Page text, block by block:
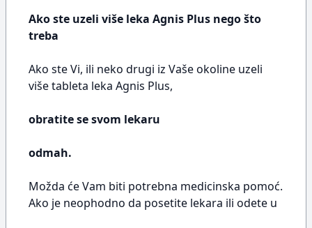
Ako ste uzeli više leka Agnis Plus nego što
treba
Ako ste Vi, ili neko drugi iz Vaše okoline uzeli
više tableta leka Agnis Plus,
obratite se svom lekaru
odmah.
Možda će Vam biti potrebna medicinska pomoć.
Ako je neophodno da posetite lekara ili odete u